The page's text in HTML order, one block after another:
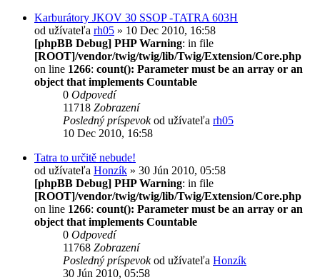
Karburátory JKOV 30 SSOP -TATRA 603H
od užívateľa rh05 » 10 Dec 2010, 16:58
[phpBB Debug] PHP Warning: in file
[ROOT]/vendor/twig/twig/lib/Twig/Extension/Core.php
on line 1266: count(): Parameter must be an array or an
object that implements Countable
0 Odpovedí
11718 Zobrazení
Posledný príspevokod užívateľa rh05
10 Dec 2010, 16:58
Tatra to určitě nebude!
od užívateľa Honzík » 30 Jún 2010, 05:58
[phpBB Debug] PHP Warning: in file
[ROOT]/vendor/twig/twig/lib/Twig/Extension/Core.php
on line 1266: count(): Parameter must be an array or an
object that implements Countable
0 Odpovedí
11768 Zobrazení
Posledný príspevokod užívateľa Honzík
30 Jún 2010, 05:58